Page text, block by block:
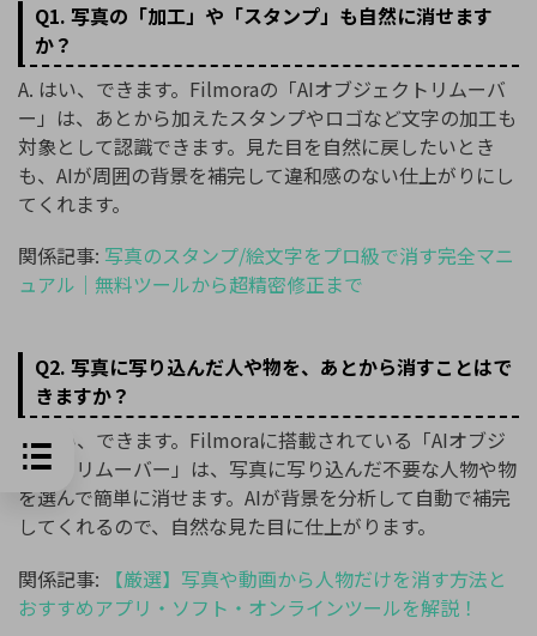
Q1. 写真の「加工」や「スタンプ」も自然に消せます
か？
A. はい、できます。Filmoraの「AIオブジェクトリムーバ
ー」は、あとから加えたスタンプやロゴなど文字の加工も
対象として認識できます。見た目を自然に戻したいとき
も、AIが周囲の背景を補完して違和感のない仕上がりにし
てくれます。
関係記事: 写真のスタンプ/絵文字をプロ級で消す完全マニ
ュアル｜無料ツールから超精密修正まで
Q2. 写真に写り込んだ人や物を、あとから消すことはで
きますか？
A. はい、できます。Filmoraに搭載されている「AIオブジ
ェクトリムーバー」は、写真に写り込んだ不要な人物や物
を選んで簡単に消せます。AIが背景を分析して自動で補完
してくれるので、自然な見た目に仕上がります。
関係記事: 【厳選】写真や動画から人物だけを消す方法と
おすすめアプリ・ソフト・オンラインツールを解説！